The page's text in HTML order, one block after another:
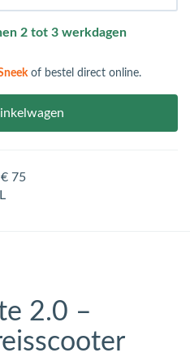
2 tot 3 werkdagen
of bestel direct online.
75
2.0 –